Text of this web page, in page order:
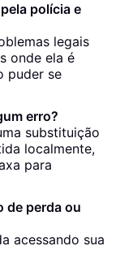
polícia e
legais
onde ela é
puder se
erro?
substituição
localmente,
para
de perda ou
acessando sua